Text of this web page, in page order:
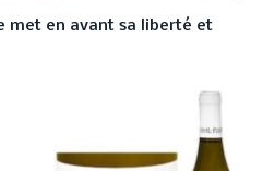
met en avant sa liberté et